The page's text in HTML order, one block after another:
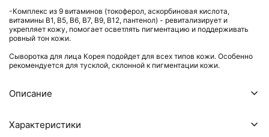
-Комплекс из 9 витаминов (токоферол, аскорбиновая кислота,
витамины В1, В5, В6, В7, В9, В12, пантенол) - ревитализирует и
укрепляет кожу, помогает осветлять пигментацию и поддерживать
ровный тон кожи.
Сыворотка для лица Корея подойдет для всех типов кожи. Особенно
рекомендуется для тусклой, склонной к пигментации кожи.
Описание
Характеристики